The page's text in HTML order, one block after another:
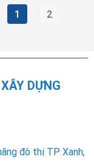
1 2
DỰNG
đô thị TP Xanh,